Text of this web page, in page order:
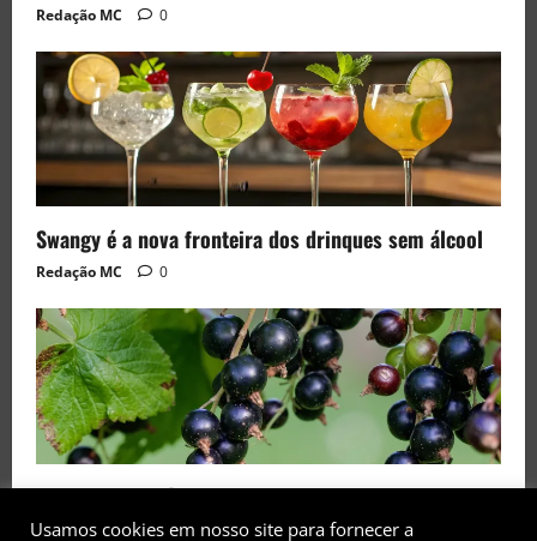
Redação MC 0
Swangy é a nova fronteira dos drinques sem álcool
Redação MC 0
Black Currant é a fruta de 2026 rara no Brasil
Redação MC 0
Usamos cookies em nosso site para fornecer a